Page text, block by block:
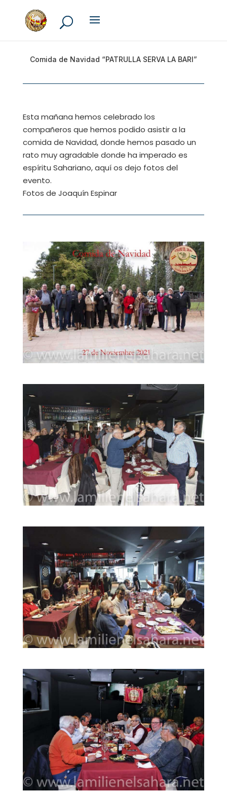
Comida de Navidad “PATRULLA SERVA LA BARI”
Esta mañana hemos celebrado los
compañeros que hemos podido asistir a la
comida de Navidad, donde hemos pasado un
rato muy agradable donde ha imperado es
espíritu Sahariano, aquí os dejo fotos del
evento.
Fotos de Joaquín Espinar